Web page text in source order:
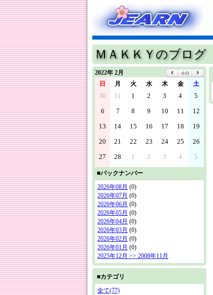
ＭＡＫＫＹのブログ
2022年 2月 今日
日 月 火 水 木 金 土
30 31 1 2 3 4
5
6
7 8 9 10 11
12
13
14 15 16 17 18
19
20
21 22 23 24 25
26
27
28 1 2 3 4 5
■バックナンバー
2026年08月 (0)
2026年07月 (0)
2026年06月 (0)
2026年05月 (0)
2026年04月 (0)
2026年03月 (0)
2026年02月 (0)
2026年01月 (0)
2025年12月 >> 2008年11月
■カテゴリ
全て(77)